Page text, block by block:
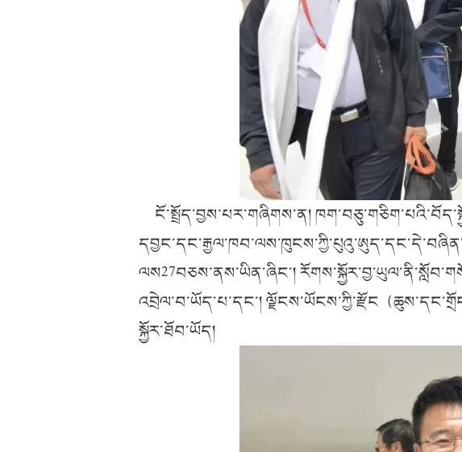
ངོ་སྤྲོད་བྱས་པར་གཞིགས་ན།
ལས27བཅས་ནས་ཡིན་ཞིང་།
འབྲེལ་བ་ཡོད་པ་དང་། ལྗོངས་ཡོངས་ཀྱི་རྫོང（
སྐྱོར་ཐོབ་ཡོད།